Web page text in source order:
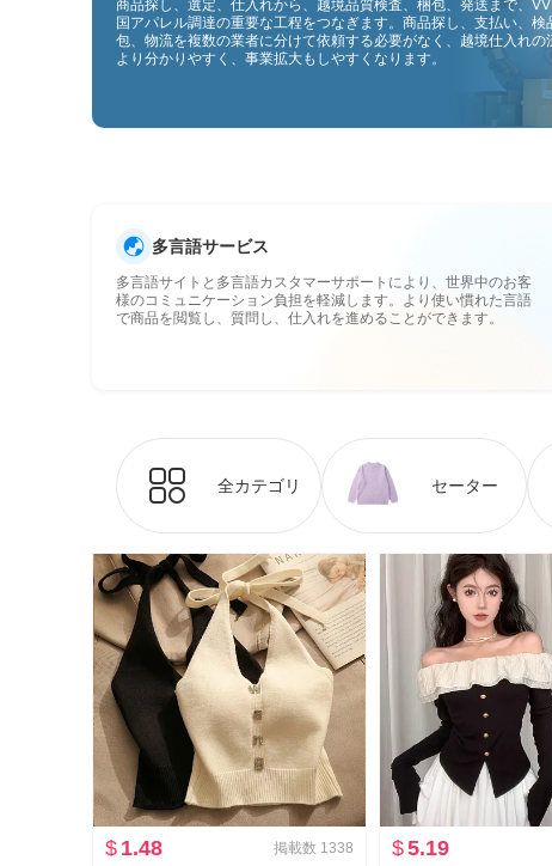
商品探し、選定、仕入れから、越境品質検査、梱包、発送まで、
国アパレル調達の重要な工程をつなぎます。商品探し、支払い、検
包、物流を複数の業者に分けて依頼する必要がなく、越境仕入れの
より分かりやすく、事業拡大もしやすくなります。
多言語サービス
多言語サイトと多言語カスタマーサポートにより、世界中のお客
様のコミュニケーション負担を軽減します。より使い慣れた言語
で商品を閲覧し、質問し、仕入れを進めることができます。
全カテゴリ セーター
$ 1.48 掲載数 1338
$5.19